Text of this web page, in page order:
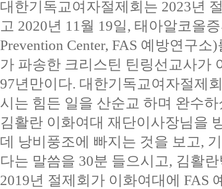
대한기독교여자절제회는 2023년
고 2020년 11 월 19일, 태아알코올
Prevention Center, FAS 예방연구소)
가 파송한 크리스틴 틴링선교사가
97년만이다. 대한기독교여자절제
시는 힘든 일을 산순교 하며 완수
김활란 이화여대 재단이사장님을
데 낭비풍조에 빠지는 것을 보고,
다는 말씀을 30분 들으시고, 김활
2019년 절제회가 이화여대에 FAS